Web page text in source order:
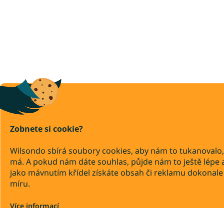
Zobnete si cookie?
Wilsondo sbírá soubory cookies, aby nám to
má. A pokud nám dáte souhlas, půjde nám to ještě lépe
jako mávnutím křídel získáte obsah či reklamu
míru.
Více informací